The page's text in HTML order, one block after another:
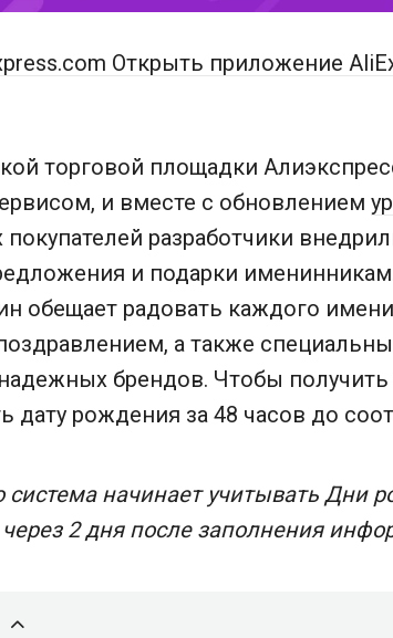
Открыть приложение
торговой площадки
и вместе с обновлением
разработчики
и подарки
обещает радовать каждого
а также
брендов. Чтобы получить
дату рождения за 48 часов до
система начинает учитывать Дни
2 дня после заполнения